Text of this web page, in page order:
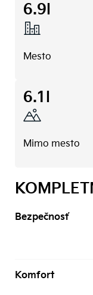
6.9l
Mesto
6.1l
Mimo mesto
Bezpečnosť
Komfort